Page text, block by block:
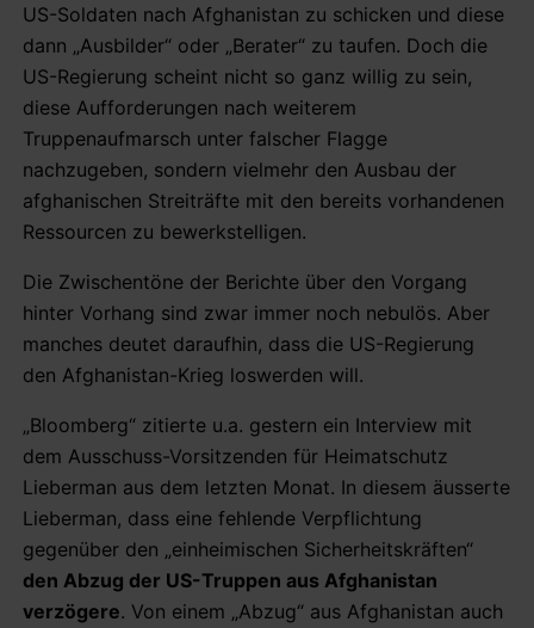
US-Soldaten nach Afghanistan zu schicken und diese
dann „Ausbilder“ oder „Berater“ zu taufen. Doch die
US-Regierung scheint nicht so ganz willig zu sein,
diese Aufforderungen nach weiterem
Truppenaufmarsch unter falscher Flagge
nachzugeben, sondern vielmehr den Ausbau der
afghanischen Streiträfte mit den bereits vorhandenen
Ressourcen zu bewerkstelligen.
Die Zwischentöne der Berichte über den Vorgang
hinter Vorhang sind zwar immer noch nebulös. Aber
manches deutet daraufhin, dass die US-Regierung
den Afghanistan-Krieg loswerden will.
„Bloomberg“ zitierte u.a. gestern ein Interview mit
dem Ausschuss-Vorsitzenden für Heimatschutz
Lieberman aus dem letzten Monat. In diesem äusserte
Lieberman, dass eine fehlende Verpflichtung
gegenüber den „einheimischen Sicherheitskräften“
den Abzug der US-Truppen aus Afghanistan
verzögere. Von einem „Abzug“ aus Afghanistan auch